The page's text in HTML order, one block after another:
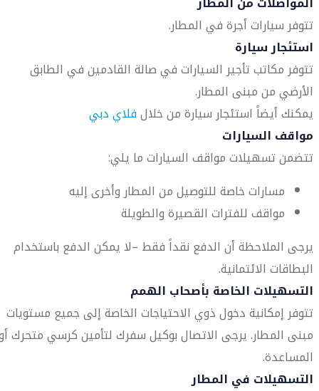
تتوفر سيارات أجرة في المطار.
استئجار سيارة
تتوفر مكاتب تأجير السيارات في صالة القادمين في الطابق
الأرضي من مبنى المطار.
يمكنك أيضاً استئجار سيارة من خلالفلاي دبي
مواقف السيارات
تتضمن تسهيلات مواقف السيارات ما يلي:
مسارات خاصة للتوصيل من المطار وأخرى إليه
مواقف للفترات القصيرة والطويلة
يرجى الملاحظة أن الدفع نقداً فقط –لا يمكن الدفع باستخدام
البطاقات الائتمانية.
التسهيلات الخاصة بأصحاب الهمم
تتوفر إمكانية دخول ذوي الاحتياجات الخاصة إلى جميع مستويات
مبنى المطار. يرجى الاتصال بوكيل سفرك لتأمين كرسي متحرك
المساعدة.
التسهيلات في المطار